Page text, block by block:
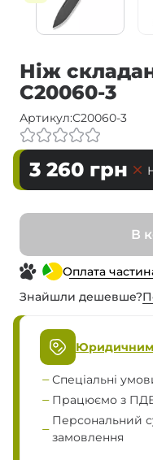
Ніж
C20060-3
Артикул:C20060-3
3 260 грн
В
Оплата
Знайшли дешевше?
Юридичним
Спеціальні
Працюємо з
Персональний
замовлення